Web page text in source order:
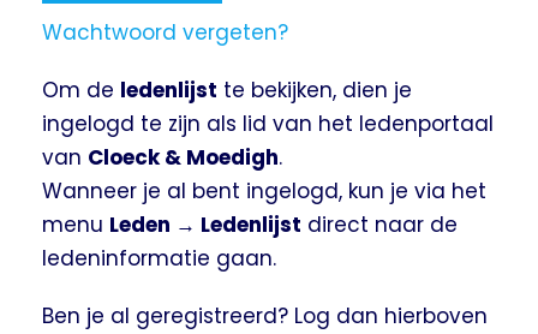
Wachtwoord vergeten?
Om de ledenlijst te bekijken, dien je
ingelogd te zijn als lid van het ledenportaal
van Cloeck & Moedigh.
Wanneer je al bent ingelogd, kun je via het
menu Leden → Ledenlijst direct naar de
ledeninformatie gaan.
Ben je al geregistreerd? Log dan hierboven